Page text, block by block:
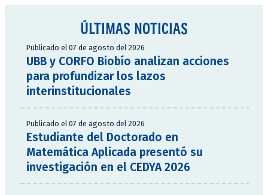
ÚLTIMAS NOTICIAS
Publicado el 07 de agosto del 2026
UBB y CORFO Biobío analizan acciones
para profundizar los lazos
interinstitucionales
Publicado el 07 de agosto del 2026
Estudiante del Doctorado en
Matemática Aplicada presentó su
investigación en el CEDYA 2026